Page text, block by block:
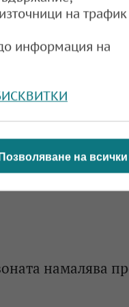
по текущата
се топи
16:17,
намалява
на трафик
информация на
Позволяване на всички